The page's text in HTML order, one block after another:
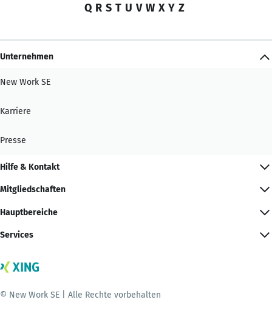
Q R S T U V W X Y Z
Unternehmen
New Work SE
Karriere
Presse
Hilfe & Kontakt
Mitgliedschaften
Hauptbereiche
Services
© New Work SE | Alle Rechte vorbehalten